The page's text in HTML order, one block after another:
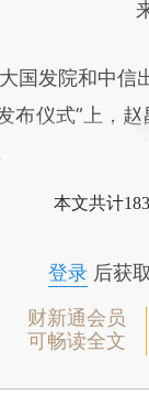
发院和中信
布仪式”上，
本文共计
登录后获
财新通会员
可畅读全文